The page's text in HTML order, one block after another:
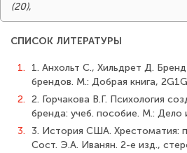
(20),
СПИСОК ЛИТЕРАТУРЫ
1.
1. Анхольт С., Хильдрет Д.
брендов. М.: Добрая кни­га,
2. 2. Горчакова В.Г. Психология
бренда: учеб. пособие. М.: Дело
3. 3. История США. Хрестоматия:
Сост. Э.А. Иванян. 2-е изд.,